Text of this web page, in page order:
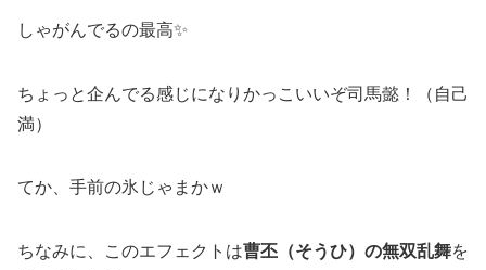
しゃがんでるの最高✨
ちょっと企んでる感じになりかっこいいぞ司馬懿！（自己
満）
てか、手前の氷じゃまかｗ
ちなみに、このエフェクトは曹丕（そうひ）の無双乱舞を